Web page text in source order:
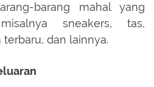
barang mahal yang
sneakers, tas,
dan lainnya.